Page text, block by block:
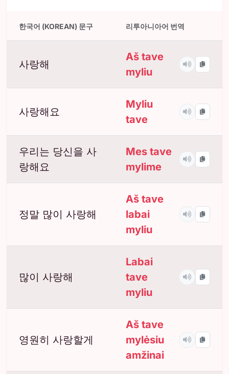
한국어 (KOREAN) 문구 리투아니아어 번역
사랑해
Aš tave
myliu
사랑해요
Myliu
tave
우리는 당신을 사
랑해요
Mes tave
mylime
정말 많이 사랑해
Aš tave
labai
myliu
많이 사랑해
Labai
tave
myliu
영원히 사랑할게
Aš tave
mylėsiu
amžinai